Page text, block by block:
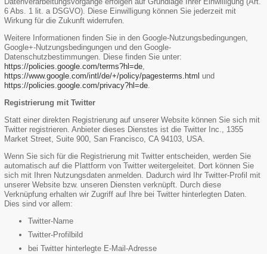
6 Abs. 1 lit. a DSGVO). Diese Einwilligung können Sie jederzeit mit
Wirkung für die Zukunft widerrufen.
Weitere Informationen finden Sie in den Google-Nutzungsbedingungen,
Google+-Nutzungsbedingungen und den Google-
Datenschutzbestimmungen. Diese finden Sie unter:
https://policies.google.com/terms?hl=de,
https://www.google.com/intl/de/+/policy/pagesterms.html und
https://policies.google.com/privacy?hl=de.
Registrierung mit Twitter
Statt einer direkten Registrierung auf unserer Website können Sie sich mit
Twitter registrieren. Anbieter dieses Dienstes ist die Twitter Inc., 1355
Market Street, Suite 900, San Francisco, CA 94103, USA.
Wenn Sie sich für die Registrierung mit Twitter entscheiden, werden Sie
automatisch auf die Plattform von Twitter weitergeleitet. Dort können Sie
sich mit Ihren Nutzungsdaten anmelden. Dadurch wird Ihr Twitter-Profil mit
unserer Website bzw. unseren Diensten verknüpft. Durch diese
Verknüpfung erhalten wir Zugriff auf Ihre bei Twitter hinterlegten Daten.
Dies sind vor allem:
Twitter-Name
Twitter-Profilbild
bei Twitter hinterlegte E-Mail-Adresse